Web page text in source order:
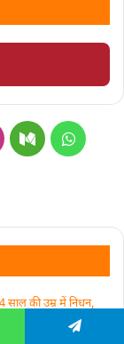
साल की उम्र में निधन,